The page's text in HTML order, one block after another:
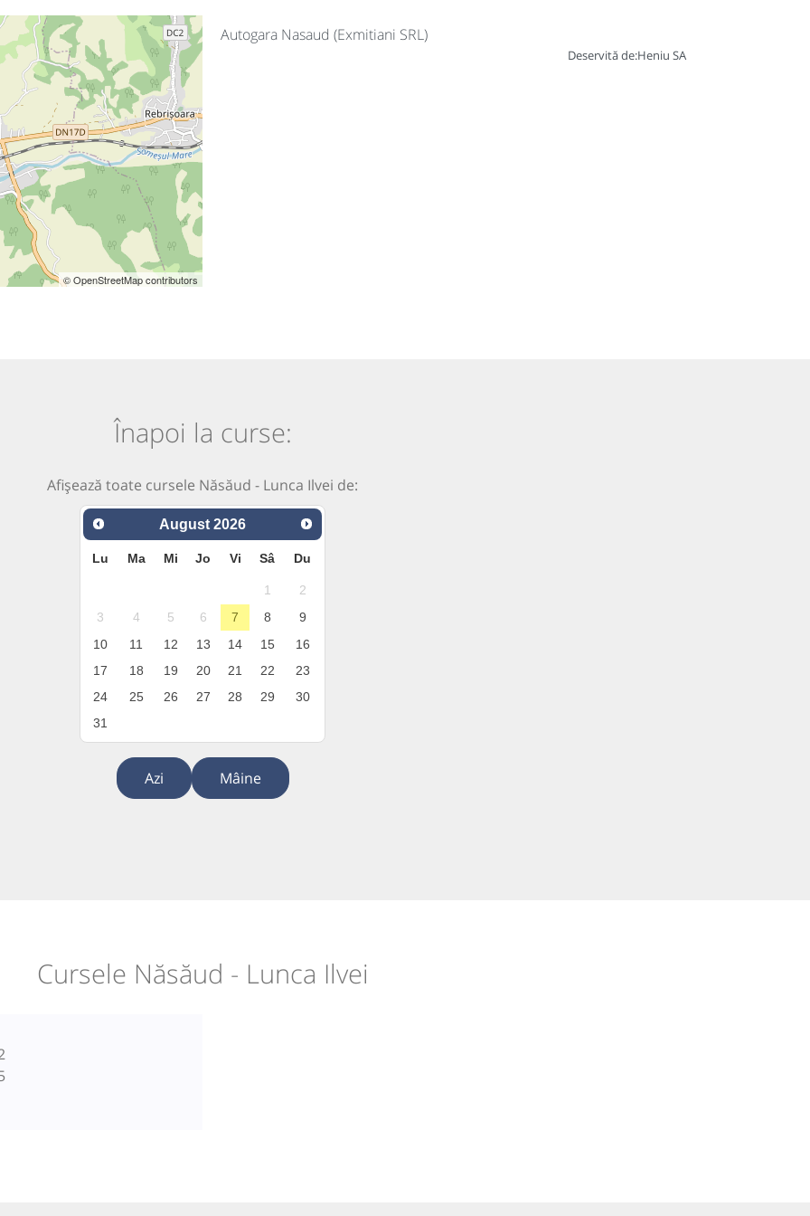
© OpenStreetMap contributors
Autogara Nasaud (Exmitiani SRL)
Deservită de:Heniu SA
Înapoi la curse:
Afișează toate cursele Năsăud - Lunca Ilvei de:
August 2026
Lu Ma Mi Jo Vi Sâ Du
1
2
3
4 5 6 7 8
9
10
11 12 13 14 15
16
17
18 19 20 21 22
23
24
25 26 27 28 29
30
31
Azi Mâine
Cursele Năsăud - Lunca Ilvei